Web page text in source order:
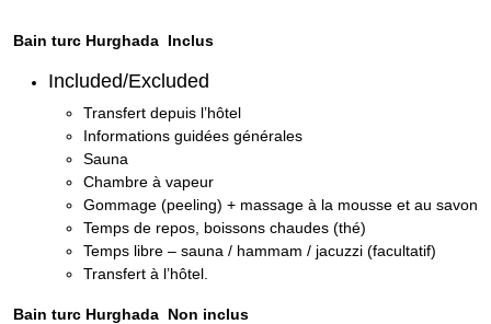
Bain turc Hurghada Inclus
Included/Excluded
Transfert depuis l’hôtel
Informations guidées générales
Sauna
Chambre à vapeur
Gommage (peeling) + massage à la mousse et au savon
Temps de repos, boissons chaudes (thé)
Temps libre – sauna / hammam / jacuzzi (facultatif)
Transfert à l’hôtel.
Bain turc Hurghada Non inclus